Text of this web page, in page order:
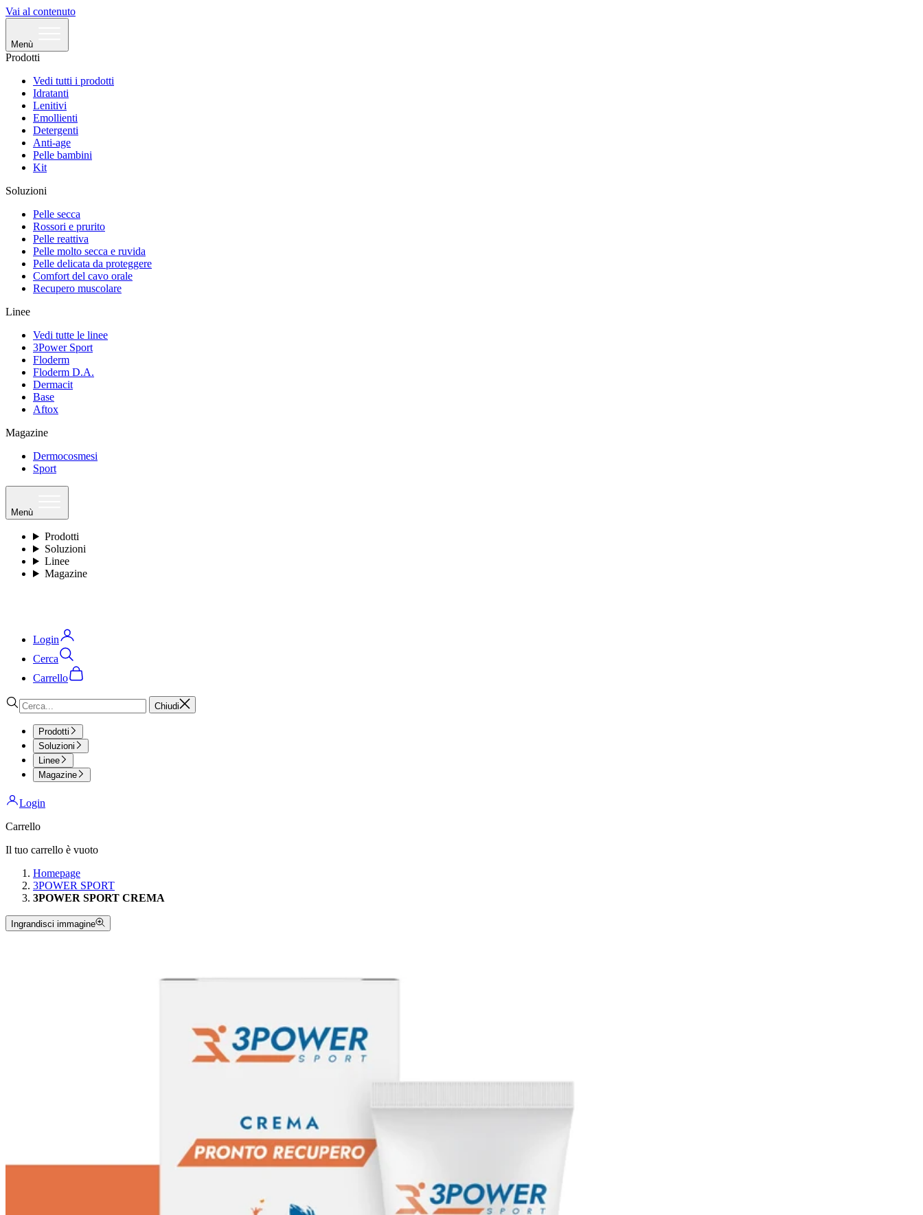
Vai al contenuto
Menù
Prodotti
Vedi tutti i prodotti
Idratanti
Lenitivi
Emollienti
Detergenti
Anti-age
Pelle bambini
Kit
Soluzioni
Pelle secca
Rossori e prurito
Pelle reattiva
Pelle molto secca e ruvida
Pelle delicata da proteggere
Comfort del cavo orale
Recupero muscolare
Linee
Vedi tutte le linee
3Power Sport
Floderm
Floderm D.A.
Dermacit
Base
Aftox
Magazine
Dermocosmesi
Sport
Menù
Prodotti
Soluzioni
Linee
Magazine
Login
Cerca
Carrello
Chiudi
Prodotti
Soluzioni
Linee
Magazine
Login
Carrello
Il tuo carrello è vuoto
Homepage
3POWER SPORT
3POWER SPORT CREMA
Ingrandisci immagine